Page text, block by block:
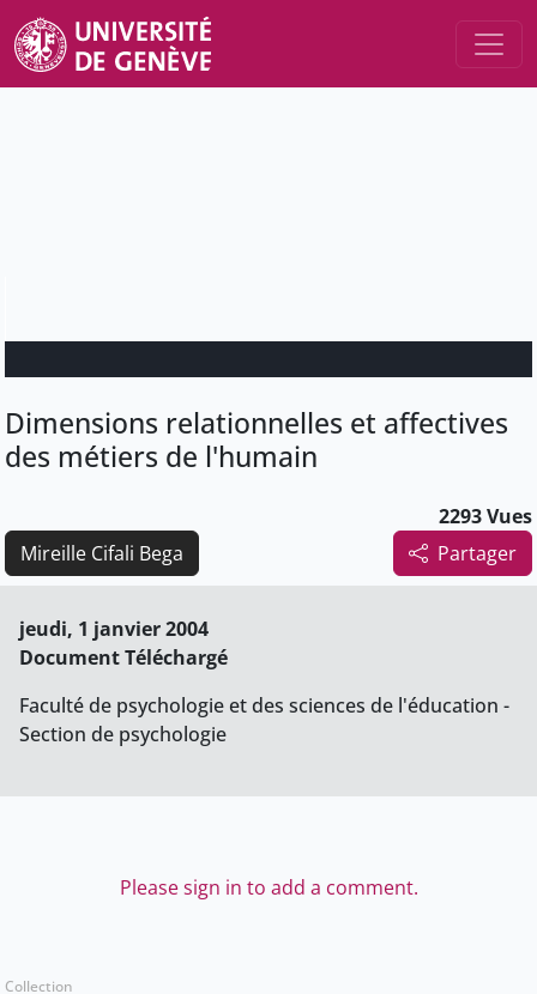
Dimensions relationnelles et affectives
des métiers de l'humain
2293 Vues
Partager
Mireille Cifali Bega
jeudi, 1 janvier 2004
Document Téléchargé
Faculté de psychologie et des sciences de l'éducation -
Section de psychologie
Please sign in to add a comment.
Collection